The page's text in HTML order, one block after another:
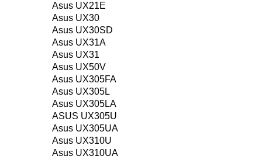
Asus UX21E
Asus UX30
Asus UX30SD
Asus UX31A
Asus UX31
Asus UX50V
Asus UX305FA
Asus UX305L
Asus UX305LA
ASUS UX305U
Asus UX305UA
Asus UX310U
Asus UX310UA